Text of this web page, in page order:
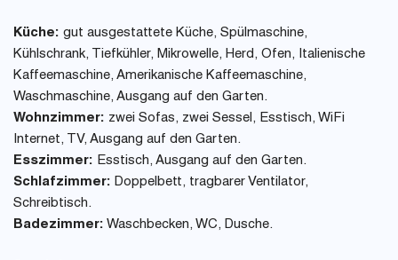
Küche: gut ausgestattete Küche, Spülmaschine,
Kühlschrank, Tiefkühler, Mikrowelle, Herd, Ofen, Italienische
Kaffeemaschine, Amerikanische Kaffeemaschine,
Waschmaschine, Ausgang auf den Garten.
Wohnzimmer: zwei Sofas, zwei Sessel, Esstisch, WiFi
Internet, TV, Ausgang auf den Garten.
Esszimmer: Esstisch, Ausgang auf den Garten.
Schlafzimmer: Doppelbett, tragbarer Ventilator,
Schreibtisch.
Badezimmer: Waschbecken, WC, Dusche.